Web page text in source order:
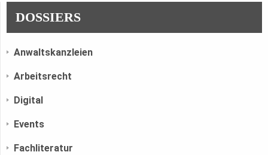
DOSSIERS
Anwaltskanzleien
Arbeitsrecht
Digital
Events
Fachliteratur